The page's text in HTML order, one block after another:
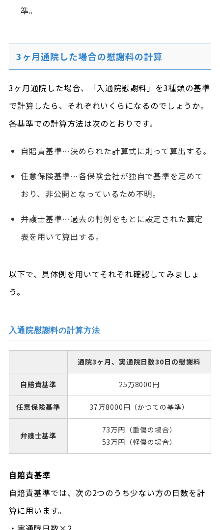
準。
3ヶ月通院した場合の慰謝料の計算
3ヶ月通院した場合、「入通院慰謝料」を3種類の基準
で計算したら、それぞれいくらになるのでしょうか。
各基準での計算方法は次のとおりです。
自賠責基準…決められた計算式に則って算出する。
任意保険基準…各保険会社が独自で基準を定めて
おり、非公開となっているため不明。
弁護士基準…過去の判例をもとに設定された算定
表を用いて算出する。
以下で、具体例を用いてそれぞれ確認してみましょ
う。
入通院慰謝料の計算方法
通院3ヶ月、実通院日数30日の慰謝料
自賠責基準 25万8000円
任意保険基準 37万8000円（かつての基準）
弁護士基準
73万円（重傷の場合）
53万円（軽傷の場合）
自賠責基準
自賠責基準では、次の2つのうち少ない方の日数を計
算に用います。